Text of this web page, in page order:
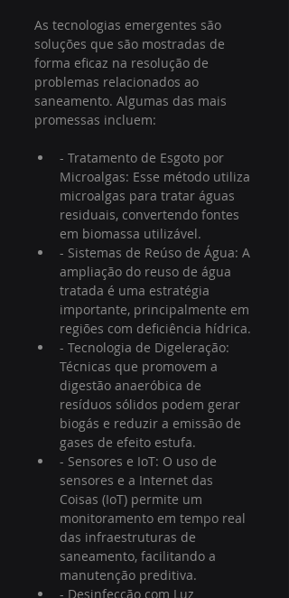
As tecnologias emergentes são
soluções que são mostradas de
forma eficaz na resolução de
problemas relacionados ao
saneamento. Algumas das mais
promessas incluem:
- Tratamento de Esgoto por
Microalgas: Esse método utiliza
microalgas para tratar águas
residuais, convertendo fontes
em biomassa utilizável.
- Sistemas de Reúso de Água: A
ampliação do reuso de água
tratada é uma estratégia
importante, principalmente em
regiões com deficiência hídrica.
- Tecnologia de Digeleração:
Técnicas que promovem a
digestão anaeróbica de
resíduos sólidos podem gerar
biogás e reduzir a emissão de
gases de efeito estufa.
- Sensores e IoT: O uso de
sensores e a Internet das
Coisas (IoT) permite um
monitoramento em tempo real
das infraestruturas de
saneamento, facilitando a
manutenção preditiva.
- Desinfecção com Luz